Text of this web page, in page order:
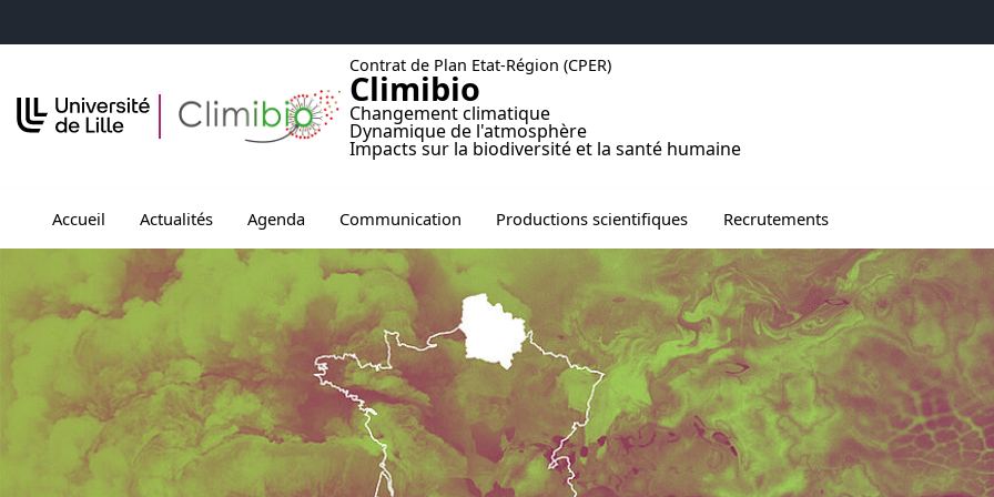
Contrat de Plan Etat-Région (CPER)
Climibio
Changement climatique
Dynamique de l'atmosphère
Impacts sur la biodiversité et la santé humaine
Accueil Actualités Agenda Communication Productions scientifiques Recrutements